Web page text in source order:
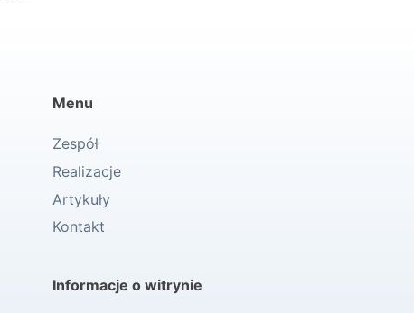
Menu
Zespół
Realizacje
Artykuły
Kontakt
Informacje o witrynie